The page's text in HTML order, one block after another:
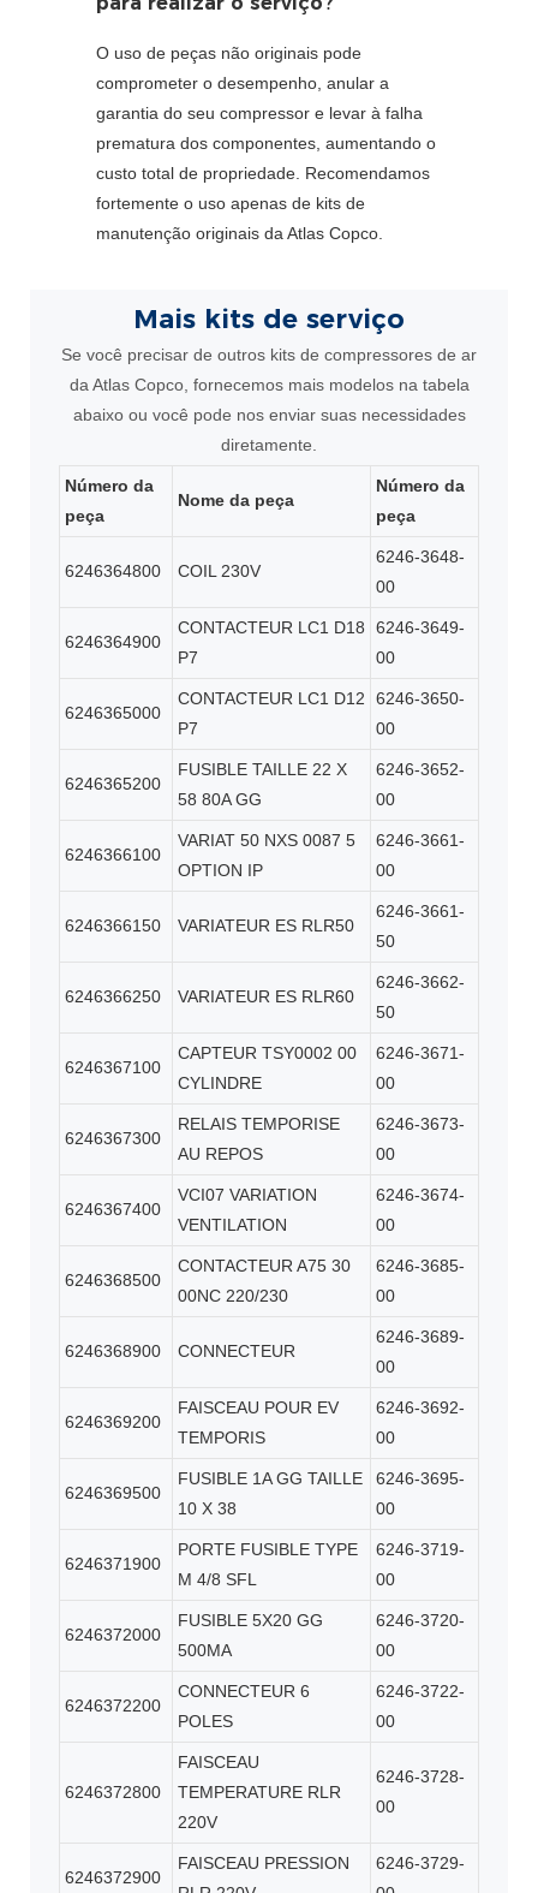
O uso de peças não originais pode
comprometer o desempenho, anular a
garantia do seu compressor e levar à falha
prematura dos componentes, aumentando o
custo total de propriedade. Recomendamos
fortemente o uso apenas de kits de
manutenção originais da Atlas Copco.
Mais kits de serviço
Se você precisar de outros kits de compressores de ar
da Atlas Copco, fornecemos mais modelos na tabela
abaixo ou você pode nos enviar suas necessidades
diretamente.
Número da
peça
Nome da peça
Número da
peça
6246364800 COIL 230V
6246-3648-
00
6246364900
CONTACTEUR LC1 D18
P7
6246-3649-
00
6246365000
CONTACTEUR LC1 D12
P7
6246-3650-
00
6246365200
FUSIBLE TAILLE 22 X
58 80A GG
6246-3652-
00
6246366100
VARIAT 50 NXS 0087 5
OPTION IP
6246-3661-
00
6246366150 VARIATEUR ES RLR50
6246-3661-
50
6246366250 VARIATEUR ES RLR60
6246-3662-
50
6246367100
CAPTEUR TSY0002 00
CYLINDRE
6246-3671-
00
6246367300
RELAIS TEMPORISE
AU REPOS
6246-3673-
00
6246367400
VCI07 VARIATION
VENTILATION
6246-3674-
00
6246368500
CONTACTEUR A75 30
00NC 220/230
6246-3685-
00
6246368900 CONNECTEUR
6246-3689-
00
6246369200
FAISCEAU POUR EV
TEMPORIS
6246-3692-
00
6246369500
FUSIBLE 1A GG TAILLE
10 X 38
6246-3695-
00
6246371900
PORTE FUSIBLE TYPE
M 4/8 SFL
6246-3719-
00
6246372000
FUSIBLE 5X20 GG
500MA
6246-3720-
00
6246372200
CONNECTEUR 6
POLES
6246-3722-
00
6246372800
FAISCEAU
TEMPERATURE RLR
220V
6246-3728-
00
6246372900
FAISCEAU PRESSION
6246-3729-